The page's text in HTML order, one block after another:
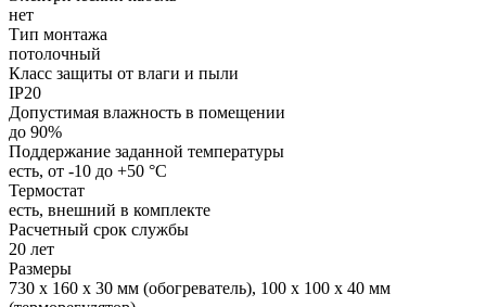
нет
Тип монтажа
потолочный
Класс защиты от влаги и пыли
IP20
Допустимая влажность в помещении
до 90%
Поддержание заданной температуры
есть, от -10 до +50 °С
Термостат
есть, внешний в комплекте
Расчетный срок службы
20 лет
Размеры
730 х 160 х 30 мм (обогреватель), 100 х 100 х 40 мм